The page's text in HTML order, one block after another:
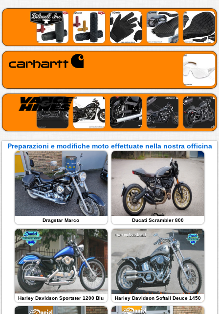
Preparazioni e modifiche moto effettuate nella nostra officina
Dragstar Marco Ducati Scrambler 800
Harley Davidson Sportster 1200 Blu Harley Davidson Softail Deuce 1450